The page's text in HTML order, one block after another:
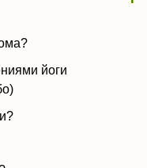
йоги